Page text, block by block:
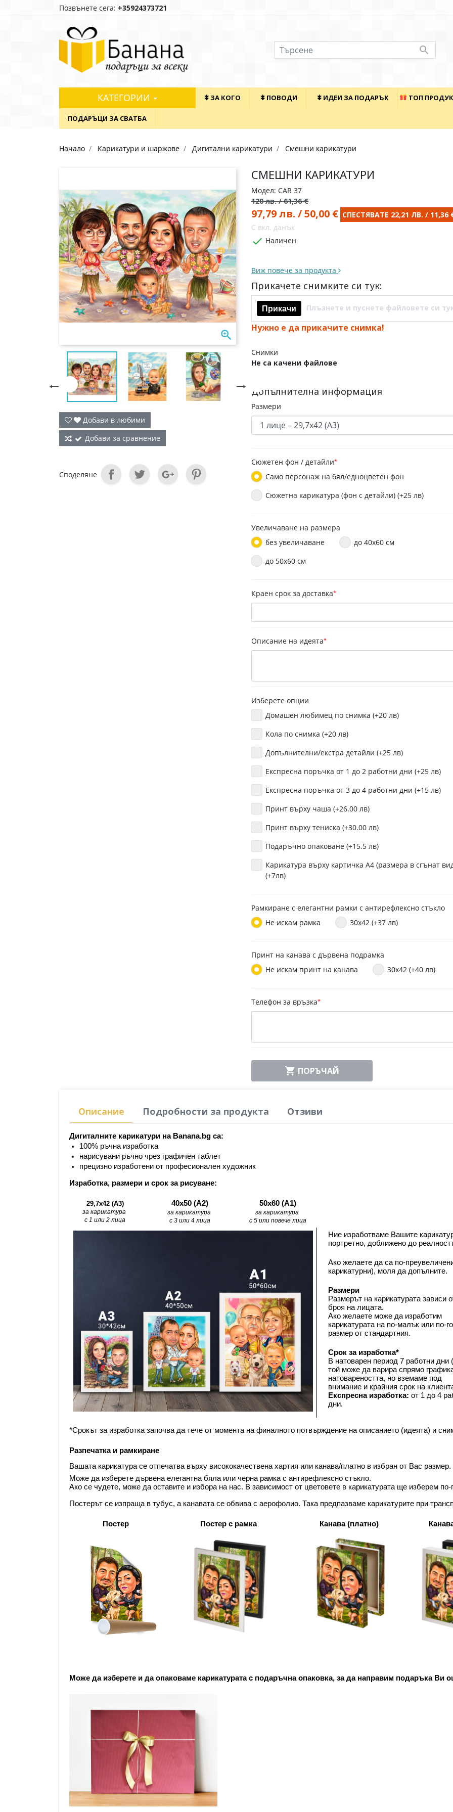
Позвънете сега: +35924373721

КАТЕГОРИИ ⯯ ЗА КОГО ⯯ ПОВОДИ ⯯ ИДЕИ ЗА ПОДАРЪК ТОП
ПОДАРЪЦИ ЗА СВАТБА
Начало Карикатури и шаржове Дигитални карикатури Смешни карикатури


Добави в любими
Добави за сравнение
Споделяне
СМЕШНИ КАРИКАТУРИ
Модел: CAR 37
120 лв. / 61,36 €
97,79 лв. / 50,00 € СПЕСТЯВАТЕ 22,21 ЛВ. / 11,36
С вкл. данък
 Наличен
Виж повече за продукта
Прикачете снимките си тук:
Прикачи Плъзнете и пуснете файловете си
Нужно е да прикачите снимка!
Снимки
Не са качени файлове
Допълнителна информация
Размери
Сюжетен фон / детайли*
Само персонаж на бял/едноцветен фон
Сюжетна карикатура (фон с детайли) (+25 лв)
Увеличаване на размера
без увеличаване
до 40х60 см
до 50x60 см
Краен срок за доставка*
Описание на идеята*
Изберете опции
Домашен любимец по снимка (+20 лв)
Кола по снимка (+20 лв)
Допълнителни/екстра детайли (+25 лв)
Експресна поръчка от 1 до 2 работни дни (+25 лв)
Експресна поръчка от 3 до 4 работни дни (+15 лв)
Принт върху чаша (+26.00 лв)
Принт върху тениска (+30.00 лв)
Подаръчно опаковане (+15.5 лв)
Карикатура върху картичка А4 (размера в сгънат
(+7лв)
Рамкиране с елегантни рамки с антирефлексно стъкло
Не искам рамка
30x42 (+37 лв)
Принт на канава с дървена подрамка
Не искам принт на канава
30x42 (+40 лв)
Телефон за връзка*
 ПОРЪЧАЙ
Описание Подробности за продукта Отзиви
Дигиталните карикатури на Banana.bg са:
100% ръчна изработка
нарисувани ръчно чрез графичен таблет
прецизно изработени от професионален художник
Изработка, размери и срок за рисуване:
29,7x42 (A3)
за карикатура
с 1 или 2 лица
40х50 (А2)
за карикатура
с 3 или 4 лица
50х60 (А1)
за карикатура
с 5 или повече лица
Ние изработваме Вашите
портретно, доближено до
Ако желаете да са по-
карикатурни), моля да допълните.
Размери
Размерът на карикатурата зависи
броя на лицата.
Ако желаете може да изработим
карикатурата на по-малък или по-
размер от стандартния.
Срок за изработка*
В натоварен период 7 работни дни
той може да варира спрямо
натовареността, но вземаме под
внимание и крайния срок на
Експресна изработка: от 1 до 4
дни.
*Срокът за изработка започва да тече от момента на финалното потвърждение на описанието (идеята) и
Разпечатка и рамкиране
Вашата карикатура се отпечатва върху висококачествена хартия или канава/платно в избран от Вас размер.
Може да изберете дървена елегантна бяла или черна рамка с антирефлексно стъкло.
Ако се чудете, може да оставите и избора на нас. В зависимост от цветовете в карикатурата ще изберем
Постерът се изпраща в тубус, а канавата се обвива с аерофолио. Така предпазваме карикатурите при
Постер Постер с рамка Канава (платно)
Може да изберете и да опаковаме карикатурата с подаръчна опаковка, за да направим подаръка Ви